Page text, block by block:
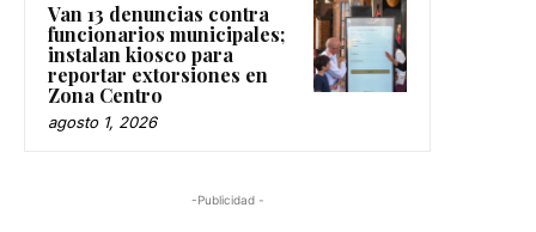
Van 13 denuncias contra
funcionarios municipales;
instalan kiosco para
reportar extorsiones en
Zona Centro
agosto 1, 2026
-Publicidad -